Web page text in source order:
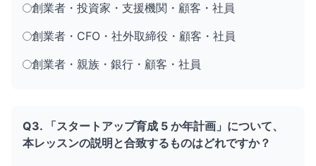
創業者・投資家・支援機関・顧客・社員
創業者・CFO・社外取締役・顧客・社員
創業者・親族・銀行・顧客・社員
Q3. 「スタートアップ育成 5 か年計画」について、
本レッスンの説明と合致するものはどれですか？